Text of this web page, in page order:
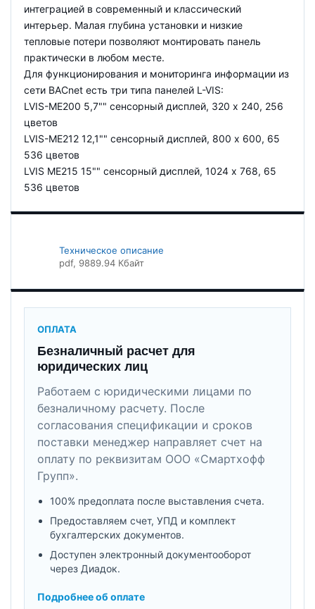
интеграцией в современный и классический
интерьер. Малая глубина установки и низкие
тепловые потери позволяют монтировать панель
практически в любом месте.
Для функционирования и мониторинга информации из
сети BACnet есть три типа панелей L-VIS:
LVIS-ME200 5,7"" сенсорный дисплей, 320 х 240, 256
цветов
LVIS-ME212 12,1"" сенсорный дисплей, 800 х 600, 65
536 цветов
LVIS ME215 15"" сенсорный дисплей, 1024 х 768, 65
536 цветов
Техническое описание
pdf, 9889.94 Кбайт
ОПЛАТА
Безналичный расчет для
юридических лиц
Работаем с юридическими лицами по
безналичному расчету. После
согласования спецификации и сроков
поставки менеджер направляет счет на
оплату по реквизитам ООО «Смартхофф
Групп».
100% предоплата после выставления счета.
Предоставляем счет, УПД и комплект
бухгалтерских документов.
Доступен электронный документооборот
через Диадок.
Подробнее об оплате